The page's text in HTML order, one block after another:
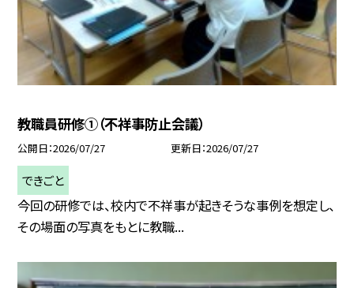
教職員研修①（不祥事防止会議）
公開日 2026/07/27 更新日 2026/07/27
できごと
今回の研修では、校内で不祥事が起きそうな事例を想定し、
その場面の写真をもとに教職...